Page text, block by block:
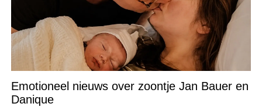
Emotioneel nieuws over zoontje Jan Bauer en
Danique